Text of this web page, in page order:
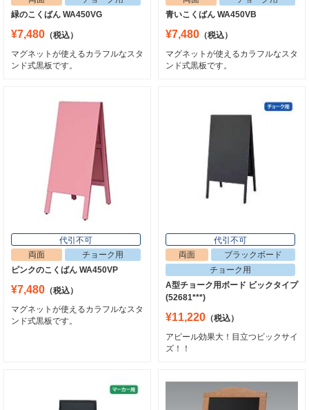
緑のこくばん WA450VG
¥7,480 （税込）
マグネットが使えるカラフルなスタ
ンド式黒板です。
青いこくばん WA450VB
¥7,480 （税込）
マグネットが使えるカラフルなスタ
ンド式黒板です。
代引不可
両面
チョーク用
ピンクのこくばん WA450VP
¥7,480 （税込）
マグネットが使えるカラフルなスタ
ンド式黒板です。
代引不可
両面
ブラックボード
チョーク用
A型チョーク用ボード ビックタイプ
(52681***)
¥11,220 （税込）
アピール効果大！目立つビックサイ
ズ！！